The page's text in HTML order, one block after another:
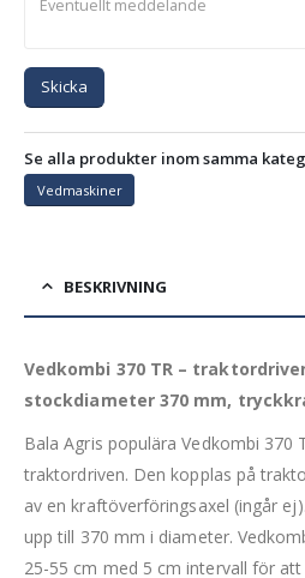
Skicka
Se alla produkter inom samma
Vedmaskiner
BESKRIVNING
Vedkombi 370 TR –
stockdiameter 370 mm,
Bala Agris populära Vedkombi 370
traktordriven. Den kopplas på
av en kraftöverföringsaxel (ingår
upp till 370 mm i diameter.
25-55 cm med 5 cm intervall för